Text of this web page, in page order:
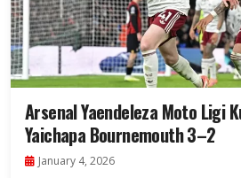
Arsenal Yaendeleza Moto Ligi
Yaichapa Bournemouth 3–2
January 4, 2026